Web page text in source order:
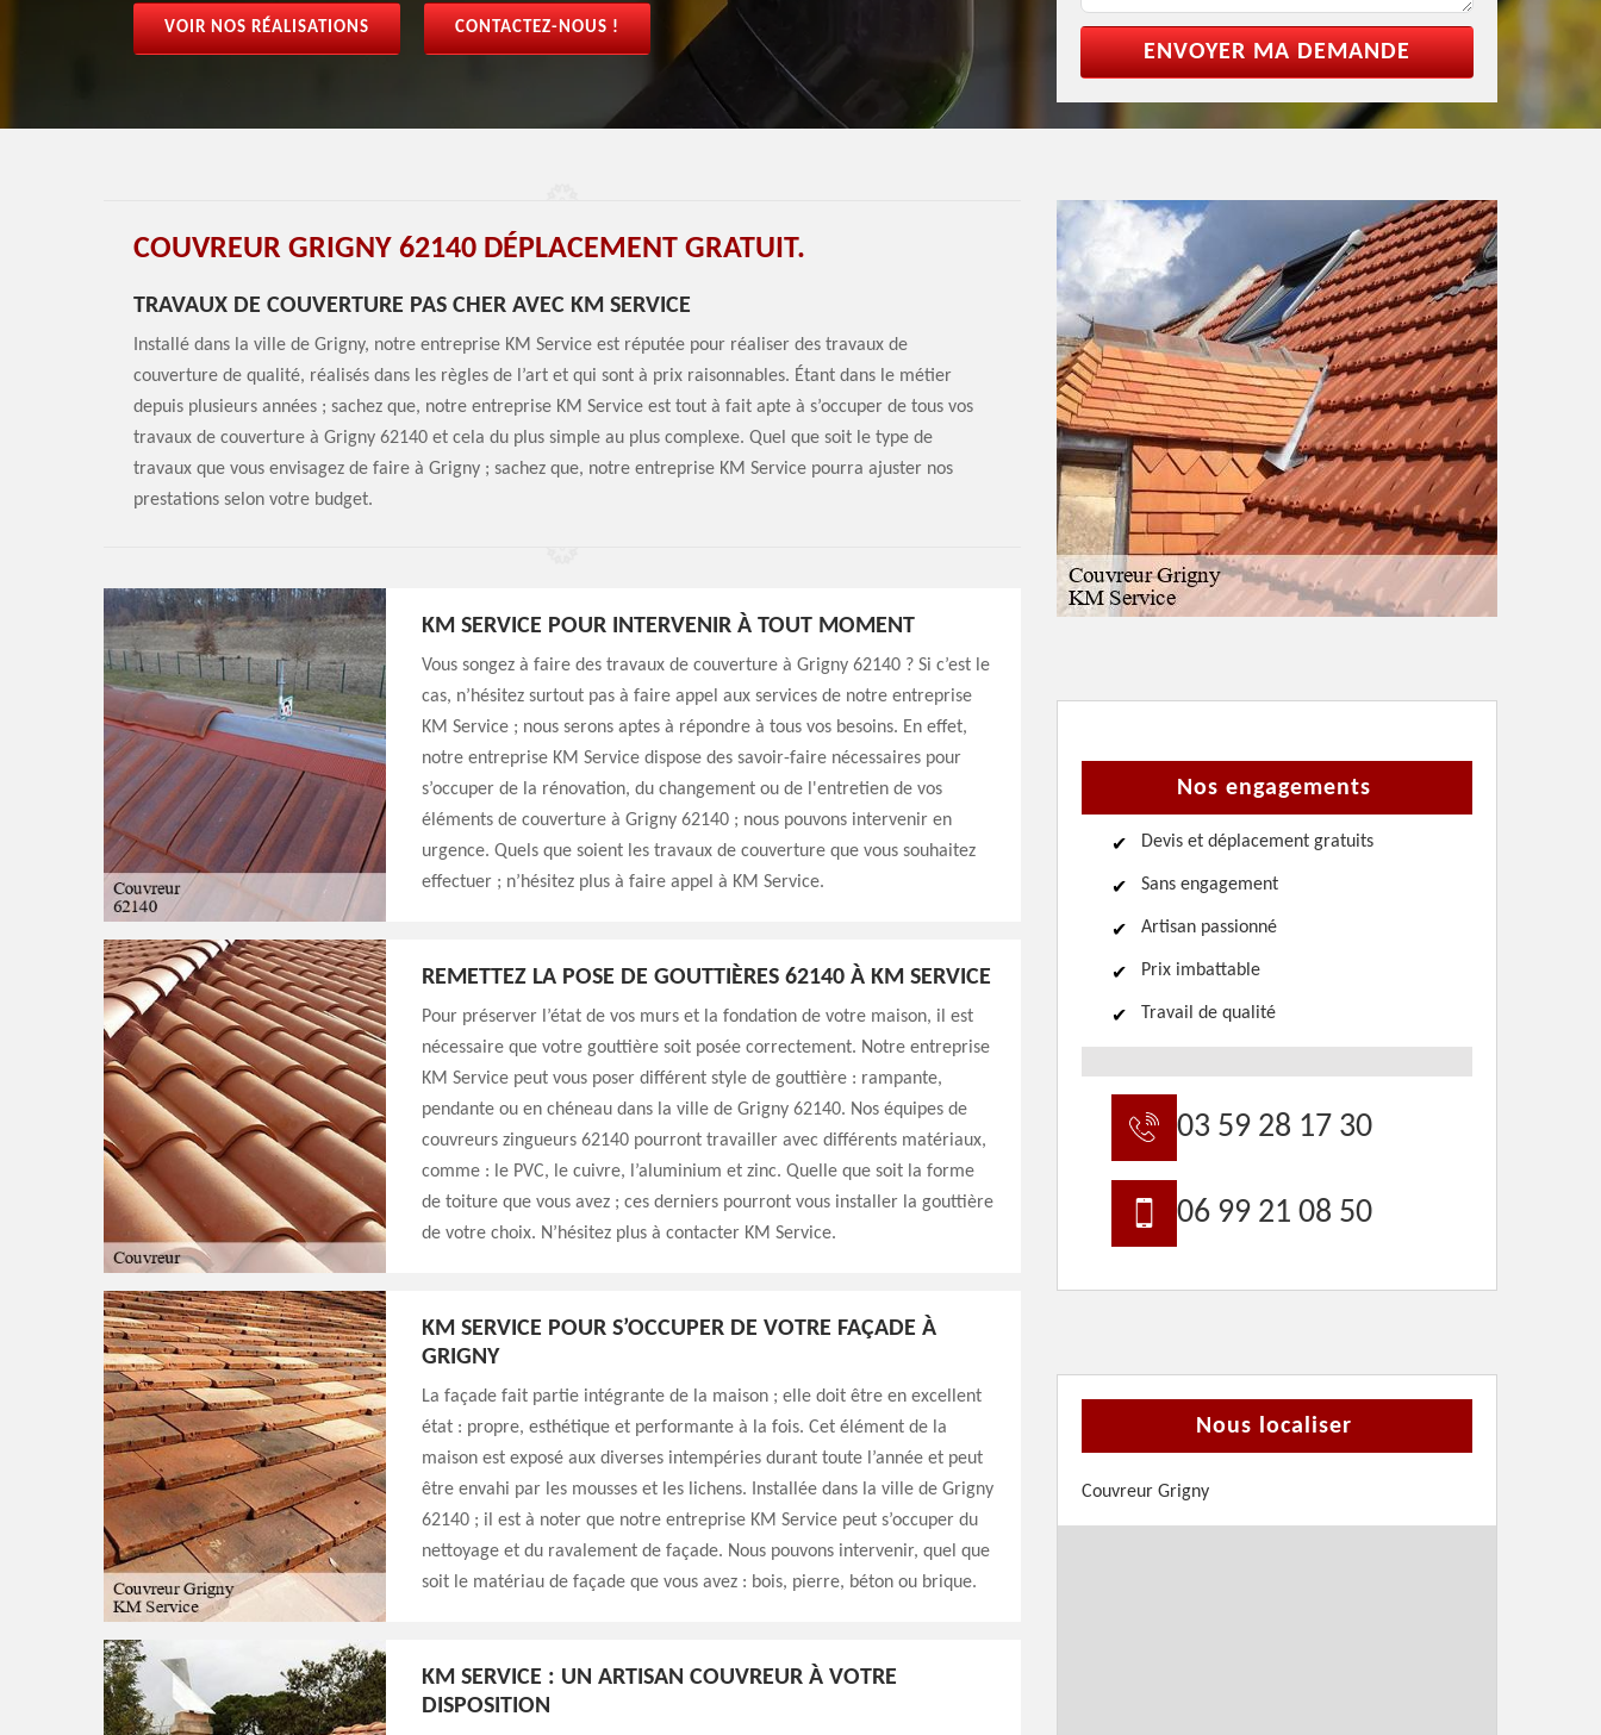
VOIR NOS RÉALISATIONS CONTACTEZ-NOUS !
COUVREUR GRIGNY 62140 DÉPLACEMENT GRATUIT.
TRAVAUX DE COUVERTURE PAS CHER AVEC KM SERVICE
Installé dans la ville de Grigny, notre entreprise KM Service est réputée pour réaliser des travaux de
couverture de qualité, réalisés dans les règles de l’art et qui sont à prix raisonnables. Étant dans le métier
depuis plusieurs années ; sachez que, notre entreprise KM Service est tout à fait apte à s’occuper de tous vos
travaux de couverture à Grigny 62140 et cela du plus simple au plus complexe. Quel que soit le type de
travaux que vous envisagez de faire à Grigny ; sachez que, notre entreprise KM Service pourra ajuster nos
prestations selon votre budget.
KM SERVICE POUR INTERVENIR À TOUT MOMENT
Vous songez à faire des travaux de couverture à Grigny 62140 ? Si c’est le
cas, n’hésitez surtout pas à faire appel aux services de notre entreprise
KM Service ; nous serons aptes à répondre à tous vos besoins. En effet,
notre entreprise KM Service dispose des savoir-faire nécessaires pour
s’occuper de la rénovation, du changement ou de l'entretien de vos
éléments de couverture à Grigny 62140 ; nous pouvons intervenir en
urgence. Quels que soient les travaux de couverture que vous souhaitez
effectuer ; n’hésitez plus à faire appel à KM Service.
REMETTEZ LA POSE DE GOUTTIÈRES 62140 À KM SERVICE
Pour préserver l’état de vos murs et la fondation de votre maison, il est
nécessaire que votre gouttière soit posée correctement. Notre entreprise
KM Service peut vous poser différent style de gouttière : rampante,
pendante ou en chéneau dans la ville de Grigny 62140. Nos équipes de
couvreurs zingueurs 62140 pourront travailler avec différents matériaux,
comme : le PVC, le cuivre, l’aluminium et zinc. Quelle que soit la forme
de toiture que vous avez ; ces derniers pourront vous installer la gouttière
de votre choix. N’hésitez plus à contacter KM Service.
KM SERVICE POUR S’OCCUPER DE VOTRE FAÇADE À
GRIGNY
La façade fait partie intégrante de la maison ; elle doit être en excellent
état : propre, esthétique et performante à la fois. Cet élément de la
maison est exposé aux diverses intempéries durant toute l’année et peut
être envahi par les mousses et les lichens. Installée dans la ville de Grigny
62140 ; il est à noter que notre entreprise KM Service peut s’occuper du
nettoyage et du ravalement de façade. Nous pouvons intervenir, quel que
soit le matériau de façade que vous avez : bois, pierre, béton ou brique.
KM SERVICE : UN ARTISAN COUVREUR À VOTRE
DISPOSITION
Nos engagements
Devis et déplacement gratuits
Sans engagement
Artisan passionné
Prix imbattable
Travail de qualité
03 59 28 17 30
06 99 21 08 50
Nous localiser
Couvreur Grigny